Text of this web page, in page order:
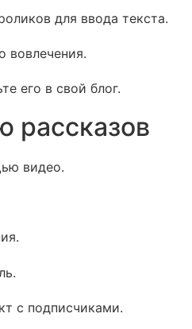
для ввода текста.
вовлечения.
его в свой блог.
рассказов
видео.
с подписчиками.